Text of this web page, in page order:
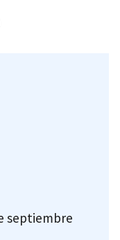
septiembre